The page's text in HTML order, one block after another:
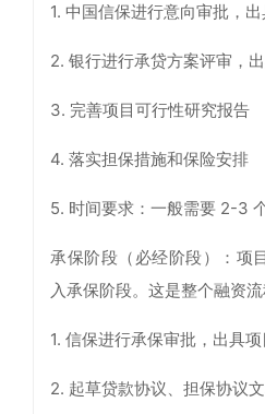
1. 中国信保进行意向审批，
2. 银行进行承贷方案评审，
3. 完善项目可行性研究报告
4. 落实担保措施和保险安排
5. 时间要求：一般需要 2-3
承保阶段（必经阶段）：项
入承保阶段。这是整个融资
1. 信保进行承保审批，出具
2. 起草贷款协议、担保协议